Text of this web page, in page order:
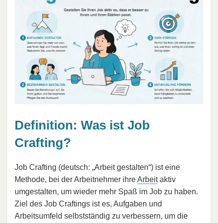
Definition: Was ist Job
Crafting?
Job Crafting (deutsch: „Arbeit gestalten“) ist eine
Methode, bei der Arbeitnehmer ihreArbeitaktiv
umgestalten, um wieder mehr Spaß im Job zu haben.
Ziel des Job Craftings ist es, Aufgaben und
Arbeitsumfeld selbstständig zu verbessern, um die